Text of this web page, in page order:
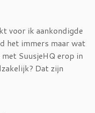
voor ik aankondigde
het immers maar wat
SuusjeHQ erop in
Dat zijn